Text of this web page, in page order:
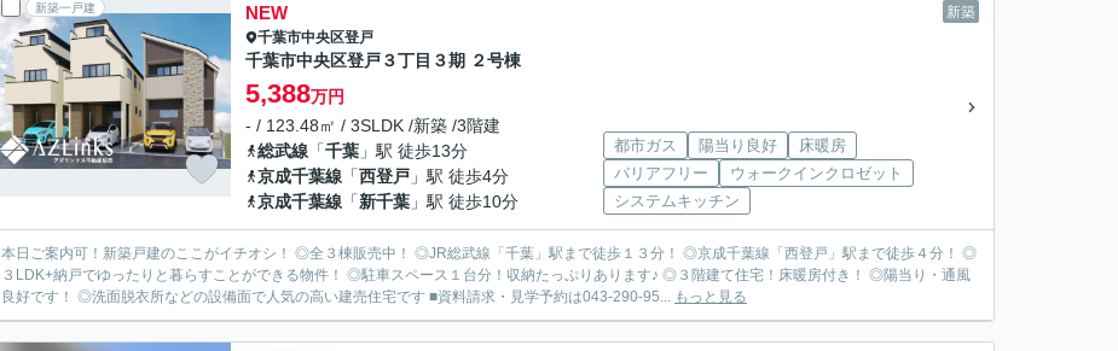
新築一戸建 新築
NEW
千葉市中央区登戸
千葉市中央区登戸３丁目３期 ２号棟
5,388万円
- / 123.48㎡ / 3SLDK /新築 /3階建
総武線 「千葉 」駅 徒歩13分
京成千葉線 「西登戸 」駅 徒歩4分
京成千葉線 「新千葉 」駅 徒歩10分
都市ガス 陽当り良好
床暖房
バリアフリー
ウォークインクロゼット
システムキッチン
本日ご案内可！新築戸建のここがイチオシ！ ◎全３棟販売中！ ◎JR総武線「千葉」駅まで徒歩１３分！ ◎京成千葉線「西登戸」駅まで徒歩４分！ ◎
３LDK+納戸でゆったりと暮らすことができる物件！ ◎駐車スペース１台分！収納たっぷりあります♪ ◎３階建て住宅！床暖房付き！ ◎陽当り・通風
良好です！ ◎洗面脱衣所などの設備面で人気の高い建売住宅です ■資料請求・見学予約は043-290-95... もっと見る